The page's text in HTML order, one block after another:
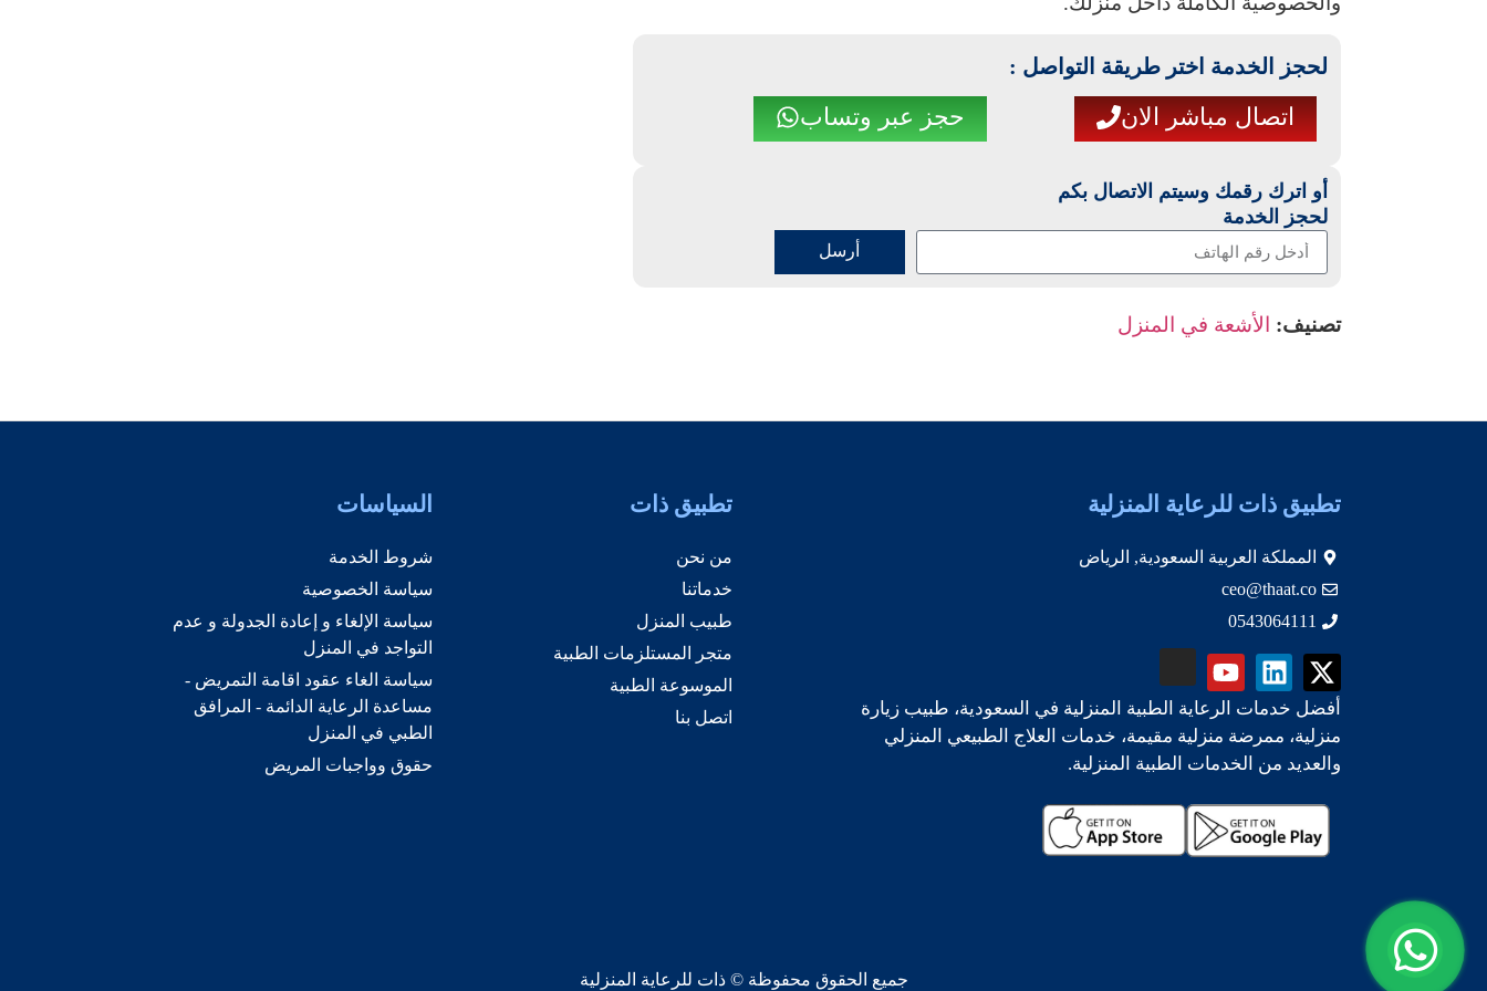
لحجز الخدمة اختر طريقة التواصل :
اتصال مباشر الان حجز عبر وتساب
أو اترك رقمك وسيتم الاتصال بكم
لحجز الخدمة
أرسل
تصنيف: الأشعة في المنزل
تطبيق ذات للرعاية المنزلية
المملكة العربية السعودية, الرياض
ceo@thaat.co
0543064111
أفضل خدمات الرعاية الطبية المنزلية في السعودية، طبيب زيارة
منزلية، ممرضة منزلية مقيمة، خدمات العلاج الطبيعي المنزلي
والعديد من الخدمات الطبية المنزلية.
تطبيق ذات
من نحن
خدماتنا
طبيب المنزل
متجر المستلزمات الطبية
الموسوعة الطبية
اتصل بنا
السياسات
شروط الخدمة
سياسة الخصوصية
سياسة الإلغاء و إعادة الجدولة و عدم
التواجد في المنزل
سياسة الغاء عقود اقامة التمريض -
مساعدة الرعاية الدائمة - المرافق
الطبي في المنزل
حقوق وواجبات المريض
جميع الحقوق محفوظة © ذات للرعاية المنزلية